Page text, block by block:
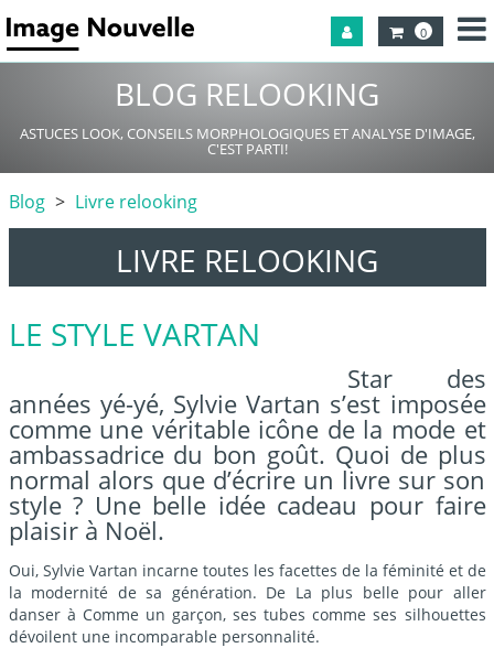
0
BLOG RELOOKING
ASTUCES LOOK, CONSEILS MORPHOLOGIQUES ET ANALYSE D'IMAGE,
C'EST PARTI!
Blog Livre relooking
LIVRE RELOOKING
LE STYLE VARTAN
Star des
années yé-yé, Sylvie Vartan s’est imposée
comme une véritable icône de la mode et
ambassadrice du bon goût. Quoi de plus
normal alors que d’écrire un livre sur son
style ? Une belle idée cadeau pour faire
plaisir à Noël.
Oui, Sylvie Vartan incarne toutes les facettes de la féminité et de
la modernité de sa génération. De La plus belle pour aller
danserà Comme un garçon, ses tubes comme ses silhouettes
dévoilent une incomparable personnalité.